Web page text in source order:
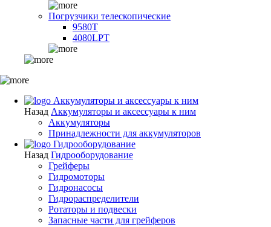
Погрузчики телескопические
9580T
4080LPT
Аккумуляторы и аксессуары к ним
Назад Аккумуляторы и аксессуары к ним
Аккумуляторы
Принадлежности для аккумуляторов
Гидрооборудование
Назад Гидрооборудование
Грейферы
Гидромоторы
Гидронасосы
Гидрораспределители
Ротаторы и подвески
Запасные части для грейферов